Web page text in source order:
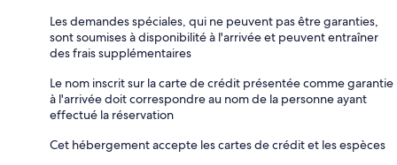
Les demandes spéciales, qui ne peuvent pas être garanties,
sont soumises à disponibilité à l'arrivée et peuvent entraîner
des frais supplémentaires
Le nom inscrit sur la carte de crédit présentée comme garantie
à l'arrivée doit correspondre au nom de la personne ayant
effectué la réservation
Cet hébergement accepte les cartes de crédit et les espèces